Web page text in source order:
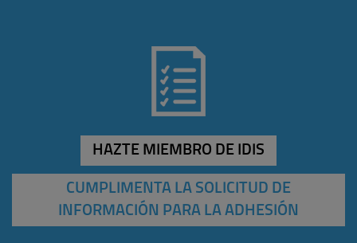
HAZTE MIEMBRO DE IDIS
CUMPLIMENTA LA SOLICITUD DE
INFORMACIÓN PARA LA ADHESIÓN